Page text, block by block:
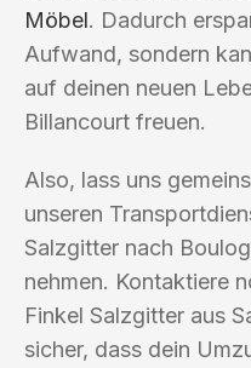
Möbel. Dadurch
Aufwand, sondern
auf deinen neuen
Billancourt freuen.
Also, lass uns
unseren
Salzgitter nach
nehmen. Kontaktiere
Finkel Salzgitter aus
sicher, dass dein